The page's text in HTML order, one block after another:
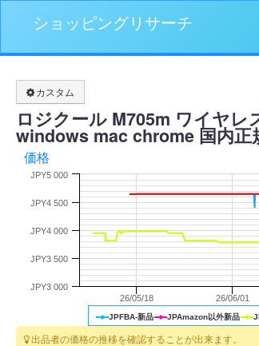
ショッピングリサーチ
カスタム
ロジクール M705m ワイヤ
windows mac chrome 国内正
価格
JPFBA-新品 JPAmazon以外新品
26/05/18 26/06/01
JPY3 000
JPY3 500
JPY4 000
JPY4 500
JPY5 000
出品者の価格の推移を確認することが出来ます。